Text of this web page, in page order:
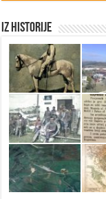
Iz historije